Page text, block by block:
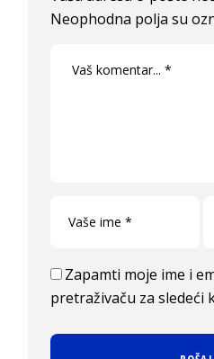
Neophodna polja su
Zapamti moje ime i
pretraživaču za sledeći